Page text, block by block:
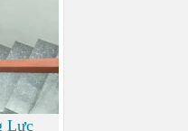
Lực